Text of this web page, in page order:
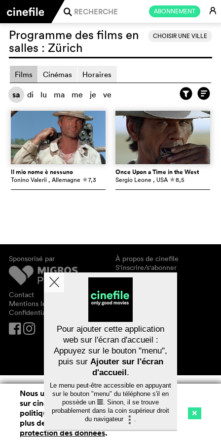
ABONNEMENT E
j
Cinéma Streaming Watchlist (
CHOISIR UNE VILLE
Programme des films en
salles : Zürich
Films Cinémas Horaires
sa di lu ma me je ve
Il mio nome è nessuno
Tonino Valerii , Allemagne c7,3
Once Upon a Time in the West
Sergio Leone , USA c8,5
Sponsorisé par
Contact
Mentions légales
Confidentialité des données
À propos de cinefile
S'inscrire/s'abonner
Newsletter
Bons-cadeaux
Nous utilisons des cookies. En naviguant
sur cinefile.ch, vous acceptez notre
politique d'utilisation des cookies. Pour
plus de détails, voir notredéclaration de
protection des données.
Pour ajouter cette application
web sur l'écran d'accueil :
Appuyez sur le bouton "menu",
puis sur Ajouter sur l'écran
d'accueil.
Le menu peut-être accessible en appuyant
sur le bouton "menu" du téléphone s'il en
possède un
. Sinon, il se trouve
probablement dans la coin supérieur droit
du navigateur
.